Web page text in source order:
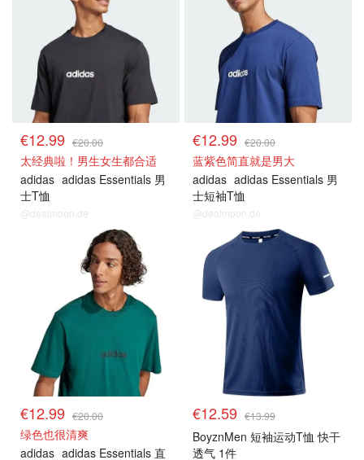
€12.99 €20.00
太经典啦！男生女生都合适
adidas adidas Essentials 男
士T恤
@dealmoon.de
€12.99 €20.00
蓝紫色简直就是男大
adidas adidas Essentials 男
士短袖T恤
@dealmoon.de
€12.99 €20.00
绿色也很清爽
adidas adidas Essentials 直
€12.59 €13.99
BoyznMen 短袖运动T恤 快干
透气 1件